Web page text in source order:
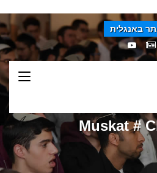
באנגלית
Muskat #